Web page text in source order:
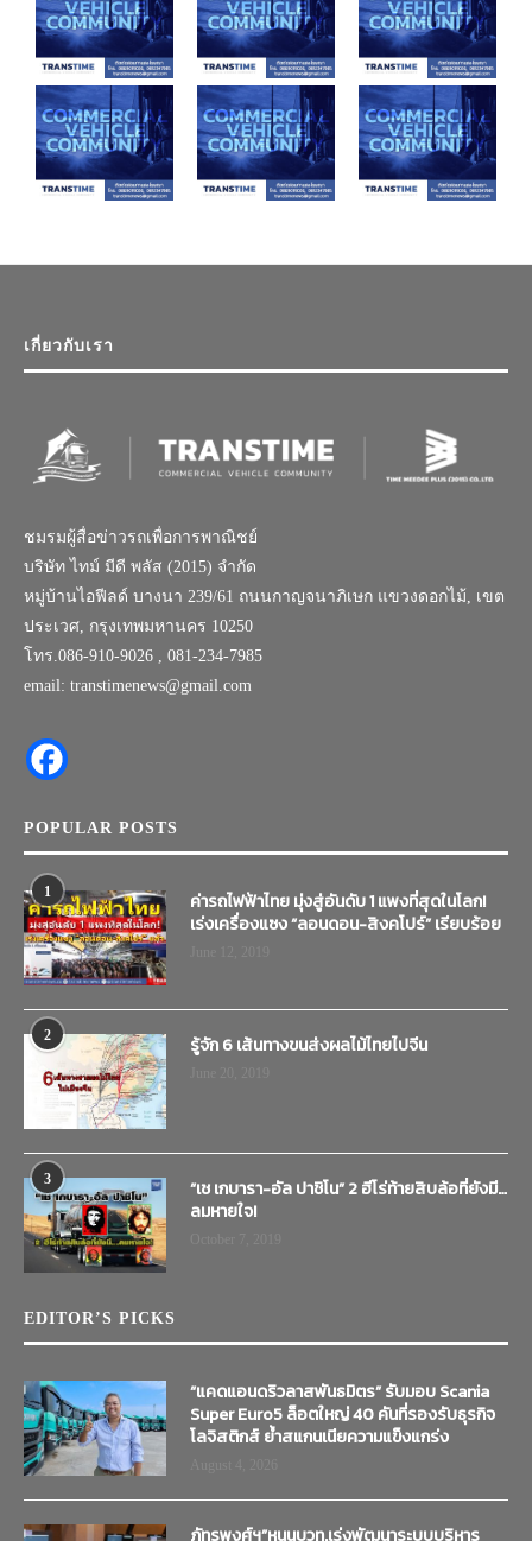
เกี่ยวกับเรา
ชมรมผู้สื่อข่าวรถเพื่อการพาณิชย์
บริษัท ไทม์ มีดี พลัส (2015) จำกัด
หมู่บ้านไอฟีลด์ บางนา 239/61 ถนนกาญจนาภิเษก แขวงดอกไม้, เขต
ประเวศ, กรุงเทพมหานคร 10250
โทร.086-910-9026 , 081-234-7985
email: transtimenews@gmail.com
POPULAR POSTS
1
ค่ารถไฟฟ้าไทย มุ่งสู่อันดับ 1 แพงที่สุดในโลก!
เร่งเครื่องแซง “ลอนดอน-สิงคโปร์” เรียบร้อย
2 รู้จัก 6 เส้นทางขนส่งผลไม้ไทยไปจีน
3
“เช เกบารา-อัล ปาชิโน” 2 ฮีโร่ท้ายสิบล้อที่ยังมี…
ลมหายใจ!
EDITOR’S PICKS
“แคดแอนดริวลาสพันธมิตร” รับมอบ Scania
Super Euro5 ล็อตใหญ่ 40 คันที่รองรับธุรกิจ
โลจิสติกส์ ย้ำสแกนเนียความแข็งแกร่ง
ภัทรพงศ์ฯ”หนุนบวท.เร่งพัฒนาระบบบริหาร